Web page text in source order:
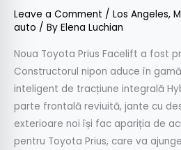
Leave a Comment / Los Angeles,
auto / By Elena Luchian
Noua Toyota Prius Facelift a fost
Constructorul nipon aduce în
inteligent de tracțiune integrală
parte frontală reviuită, jante cu
exterioare noi își fac apariția de
pentru Toyota Prius, care va